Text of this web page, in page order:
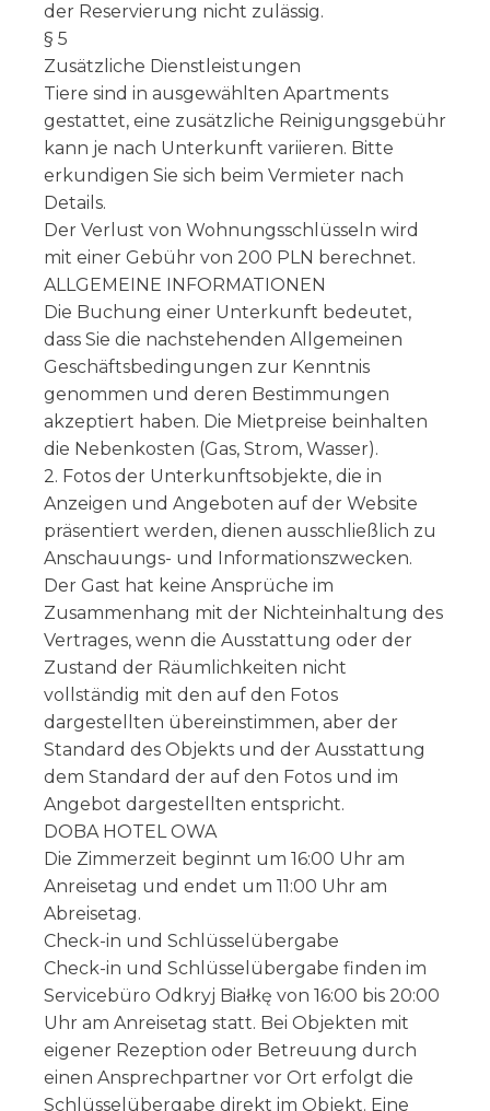
der Reservierung nicht zulässig.
§ 5
Zusätzliche Dienstleistungen
Tiere sind in ausgewählten Apartments
gestattet, eine zusätzliche Reinigungsgebühr
kann je nach Unterkunft variieren. Bitte
erkundigen Sie sich beim Vermieter nach
Details.
Der Verlust von Wohnungsschlüsseln wird
mit einer Gebühr von 200 PLN berechnet.
ALLGEMEINE INFORMATIONEN
Die Buchung einer Unterkunft bedeutet,
dass Sie die nachstehenden Allgemeinen
Geschäftsbedingungen zur Kenntnis
genommen und deren Bestimmungen
akzeptiert haben. Die Mietpreise beinhalten
die Nebenkosten (Gas, Strom, Wasser).
2. Fotos der Unterkunftsobjekte, die in
Anzeigen und Angeboten auf der Website
präsentiert werden, dienen ausschließlich zu
Anschauungs- und Informationszwecken.
Der Gast hat keine Ansprüche im
Zusammenhang mit der Nichteinhaltung des
Vertrages, wenn die Ausstattung oder der
Zustand der Räumlichkeiten nicht
vollständig mit den auf den Fotos
dargestellten übereinstimmen, aber der
Standard des Objekts und der Ausstattung
dem Standard der auf den Fotos und im
Angebot dargestellten entspricht.
DOBA HOTEL OWA
Die Zimmerzeit beginnt um 16:00 Uhr am
Anreisetag und endet um 11:00 Uhr am
Abreisetag.
Check-in und Schlüsselübergabe
Check-in und Schlüsselübergabe finden im
Servicebüro Odkryj Białkę von 16:00 bis 20:00
Uhr am Anreisetag statt. Bei Objekten mit
eigener Rezeption oder Betreuung durch
einen Ansprechpartner vor Ort erfolgt die
Schlüsselübergabe direkt im Objekt. Eine